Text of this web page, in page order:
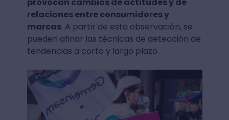
relaciones entre consumidores y
marcas. A partir de esta observación, se
pueden afinar las técnicas de detección de
tendencias a corto y largo plazo.